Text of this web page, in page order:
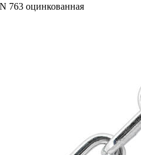
763 оцинкованная